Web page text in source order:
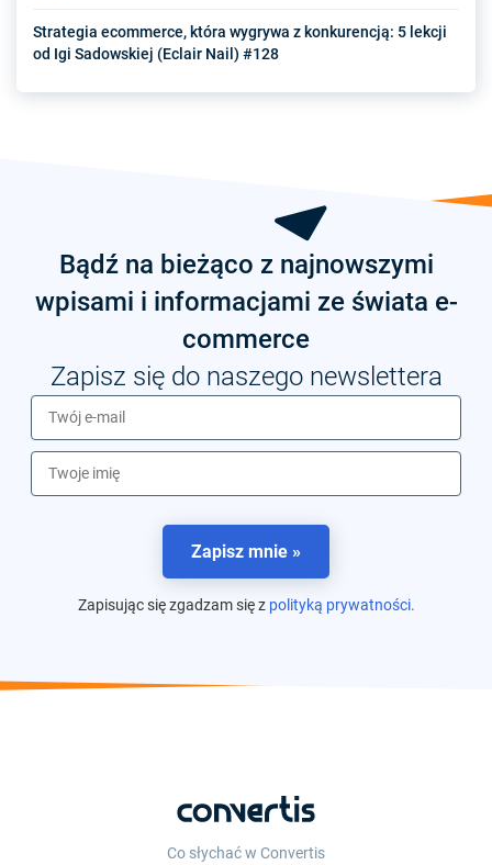
Strategia ecommerce, która wygrywa z konkurencją: 5 lekcji
od Igi Sadowskiej (Eclair Nail) #128
Bądź na bieżąco z najnowszymi
wpisami i informacjami ze świata e-
commerce
Zapisz się do naszego newslettera
Zapisz mnie »
Zapisując się zgadzam się z polityką prywatności.
Co słychać w Convertis